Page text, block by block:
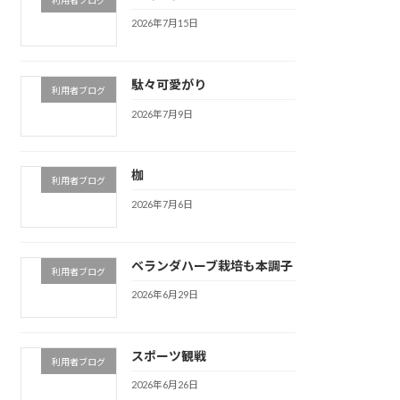
2026年7月15日
利用者ブログ 駄々可愛がり
2026年7月9日
利用者ブログ 枷
2026年7月6日
利用者ブログ ベランダハーブ栽培も本調子
2026年6月29日
利用者ブログ スポーツ観戦
2026年6月26日